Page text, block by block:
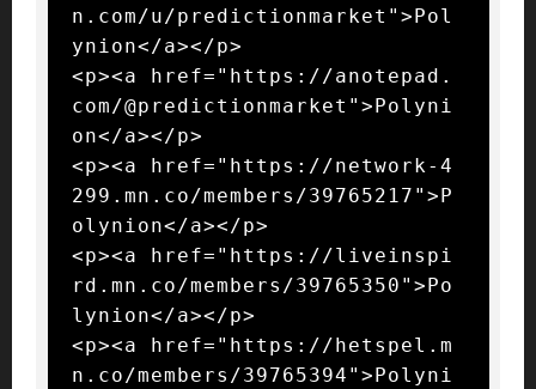
n.com/u/predictionmarket">Pol
ynion</a></p>
<p><a href="https://anotepad.
com/@predictionmarket">Polyni
on</a></p>
<p><a href="https://network-4
299.mn.co/members/39765217">P
olynion</a></p>
<p><a href="https://liveinspi
rd.mn.co/members/39765350">Po
lynion</a></p>
<p><a href="https://hetspel.m
n.co/members/39765394">Polyni